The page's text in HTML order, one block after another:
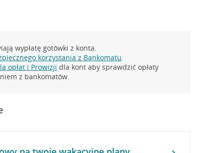
wypłatę gotówki z konta.
korzystania z Bankomatu.
opłat i Prowizji dla kont aby sprawdzić opłaty
z bankomatów.